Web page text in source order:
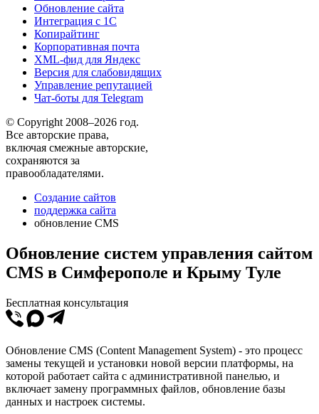
Обновление сайта
Интеграция с 1С
Копирайтинг
Корпоративная почта
XML-фид для Яндекс
Версия для слабовидящих
Управление репутацией
Чат-боты для Telegram
© Copyright 2008–2026 год.
Все авторские права,
включая смежные авторские,
сохраняются за
правообладателями.
Создание сайтов
поддержка сайта
обновление CMS
Обновление систем управления сайтом
CMS в Симферополе и Крыму Туле
Бесплатная консультация
Обновление CMS (Content Management System) - это процесс
замены текущей и установки новой версии платформы, на
которой работает сайта с административной панелью, и
включает замену программных файлов, обновление базы
данных и настроек системы.